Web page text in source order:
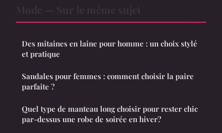
Des mitaines en laine pour homme : un choix stylé
et pratique
Sandales pour femmes : comment choisir la paire
parfaite ?
Quel type de manteau long choisir pour rester chic
par-dessus une robe de soirée en hiver?